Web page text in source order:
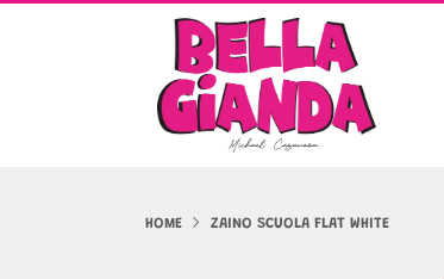
HOME ZAINO SCUOLA FLAT WHITE